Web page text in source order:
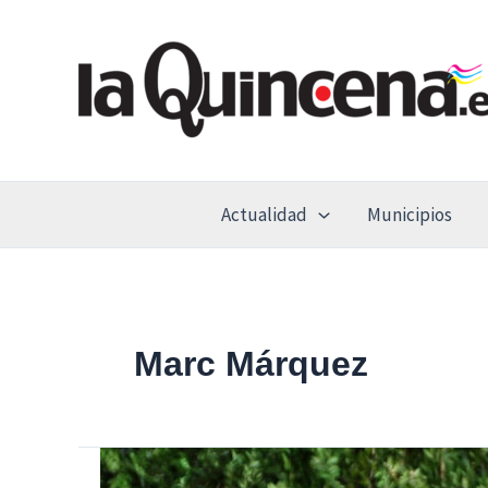
Actualidad Municipios
Marc Márquez
Con